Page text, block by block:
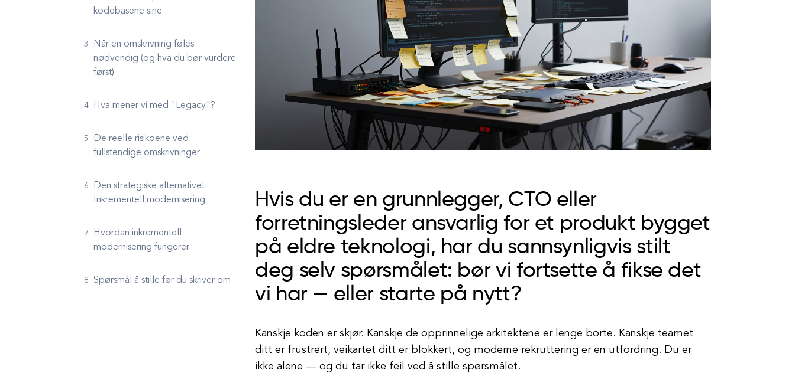
kodebasene sine
Når en omskrivning føles
nødvendig (og hva du bør vurdere
først)
Hva mener vi med "Legacy"?
De reelle risikoene ved
fullstendige omskrivninger
Den strategiske alternativet:
Inkrementell modernisering
Hvordan inkrementell
modernisering fungerer
Spørsmål å stille før du skriver om
Hvis du er en grunnlegger, CTO eller
forretningsleder ansvarlig for et produkt bygget
på eldre teknologi, har du sannsynligvis stilt
deg selv spørsmålet: bør vi fortsette å fikse det
vi har — eller starte på nytt?
Kanskje koden er skjør. Kanskje de opprinnelige arkitektene er lenge borte. Kanskje teamet
ditt er frustrert, veikartet ditt er blokkert, og moderne rekruttering er en utfordring. Du er
ikke alene — og du tar ikke feil ved å stille spørsmålet.